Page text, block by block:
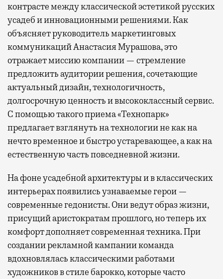
контрасте между классической эстетикой русских
усадеб и инновационными решениями. Как
объясняет руководитель маркетинговых
коммуникаций Анастасия Мурашова, это
отражает миссию компании — стремление
предложить аудитории решения, сочетающие
актуальный дизайн, технологичность,
долгосрочную ценность и высококлассный сервис.
С помощью такого приема «Технопарк»
предлагает взглянуть на технологии не как на
нечто временное и быстро устаревающее, а как на
естественную часть повседневной жизни.
На фоне усадебной архитектуры и в классических
интерьерах появились узнаваемые герои —
современные гедонисты. Они ведут образ жизни,
присущий аристократам прошлого, но теперь их
комфорт дополняет современная техника. При
создании рекламной кампании команда
вдохновлялась классическими работами
художников в стиле барокко, которые часто